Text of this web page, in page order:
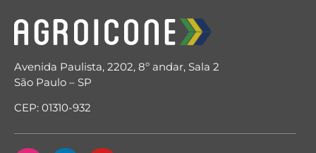
Avenida Paulista, 2202, 8º andar, Sala 2
São Paulo – SP
CEP: 01310-932